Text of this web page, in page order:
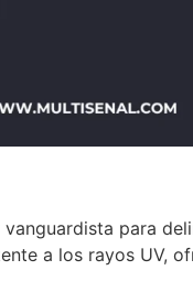
vanguardista para
a los rayos UV,